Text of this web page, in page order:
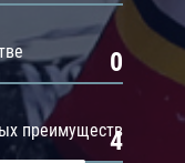
0
преимуществ
4